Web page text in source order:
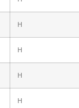
H
H
H
H